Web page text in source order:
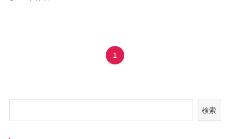
1
検索